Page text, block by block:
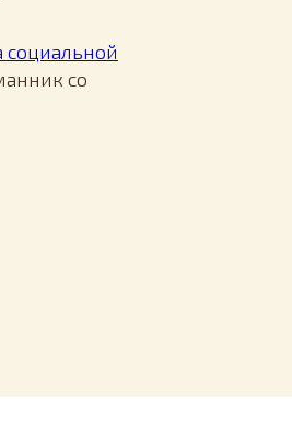
социальной
со